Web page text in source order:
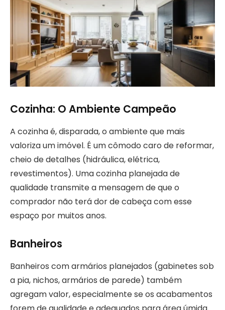
Cozinha: O Ambiente Campeão
A cozinha é, disparada, o ambiente que mais
valoriza um imóvel. É um cômodo caro de reformar,
cheio de detalhes (hidráulica, elétrica,
revestimentos). Uma cozinha planejada de
qualidade transmite a mensagem de que o
comprador não terá dor de cabeça com esse
espaço por muitos anos.
Banheiros
Banheiros com armários planejados (gabinetes sob
a pia, nichos, armários de parede) também
agregam valor, especialmente se os acabamentos